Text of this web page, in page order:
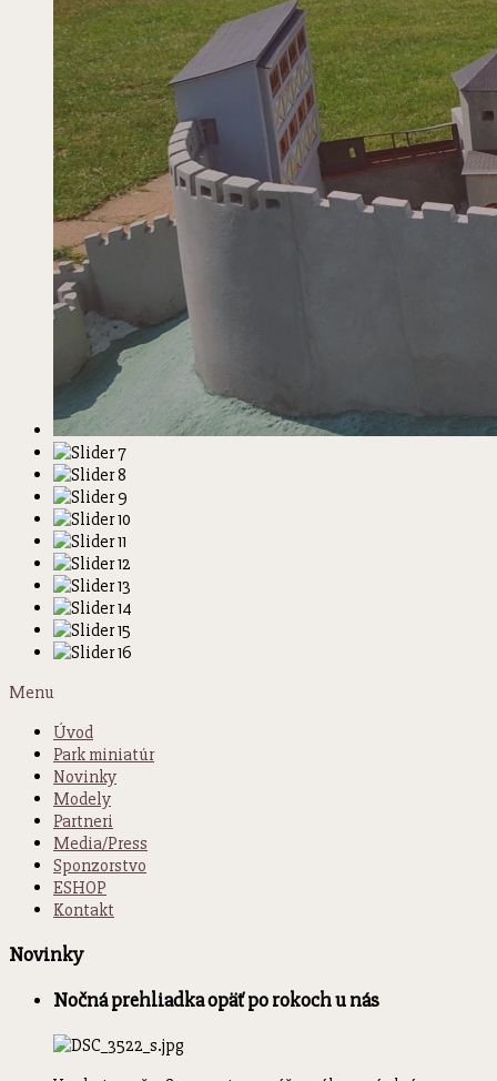
Menu
Úvod
Park miniatúr
Novinky
Modely
Partneri
Media/Press
Sponzorstvo
ESHOP
Kontakt
Novinky
Nočná prehliadka opäť po rokoch u nás